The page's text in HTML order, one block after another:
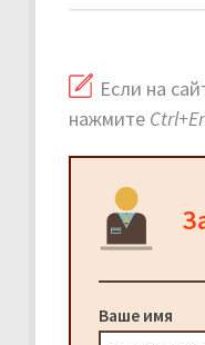
Если на
нажмите
Ваше имя